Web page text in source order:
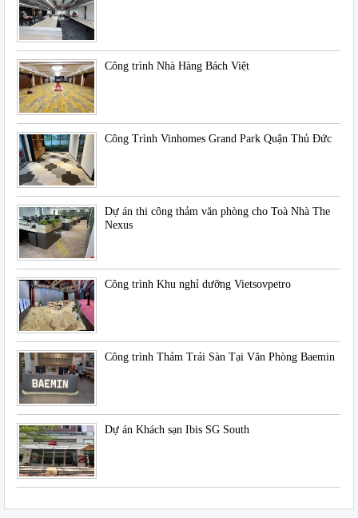
Công trình Nhà Hàng Bách Việt
Công Trình Vinhomes Grand Park Quận Thủ Đức
Dự án thi công thảm văn phòng cho Toà Nhà The
Nexus
Công trình Khu nghỉ dưỡng Vietsovpetro
Công trình Thảm Trải Sàn Tại Văn Phòng Baemin
Dự án Khách sạn Ibis SG South